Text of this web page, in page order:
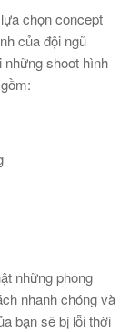
chọn concept
của đội ngũ
những shoot hình
những phong
nhanh chóng và
bạn sẽ bị lỗi thời